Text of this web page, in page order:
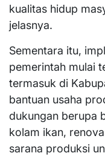
kualitas hidup
jelasnya.
Sementara itu,
pemerintah mulai
termasuk di
bantuan usaha
dukungan berupa
kolam ikan,
sarana produksi